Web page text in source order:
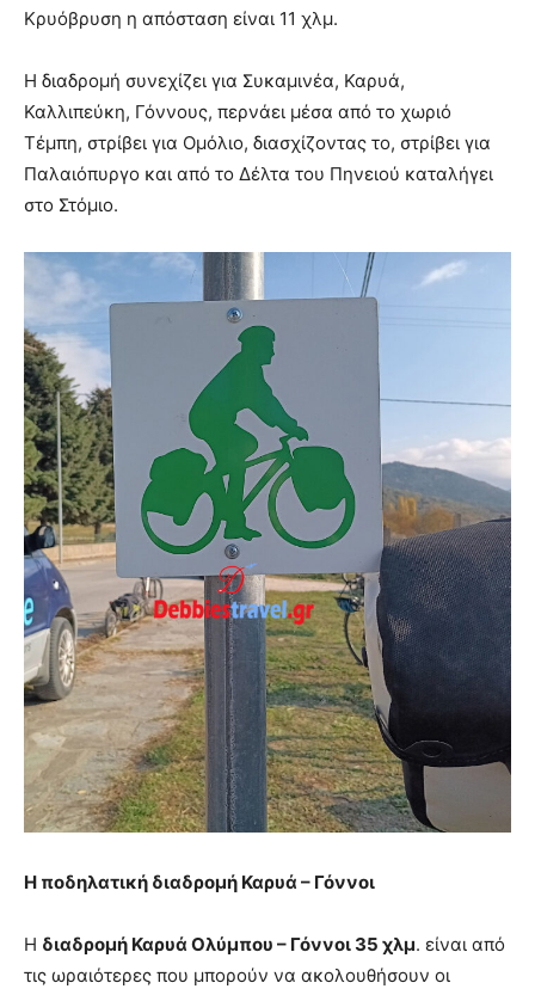
Κρυόβρυση η απόσταση είναι 11 χλμ.
Η διαδρομή συνεχίζει για Συκαμινέα, Καρυά,
Καλλιπεύκη, Γόννους, περνάει μέσα από το χωριό
Τέμπη, στρίβει για Ομόλιο, διασχίζοντας το, στρίβει για
Παλαιόπυργο και από το Δέλτα του Πηνειού καταλήγει
στο Στόμιο.
Η ποδηλατική διαδρομή Καρυά – Γόννοι
Η διαδρομή Καρυά Ολύμπου – Γόννοι 35 χλμ. είναι από
τις ωραιότερες που μπορούν να ακολουθήσουν οι